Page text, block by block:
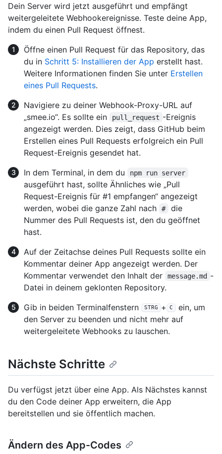
Dein Server wird jetzt ausgeführt und empfängt
weitergeleitete Webhookereignisse. Teste deine App,
indem du einen Pull Request öffnest.
Öffne einen Pull Request für das Repository, das
du in Schritt 5: Installieren der App erstellt hast.
Weitere Informationen finden Sie unter Erstellen
eines Pull Requests.
Navigiere zu deiner Webhook-Proxy-URL auf
„smee.io“. Es sollte ein
pull_request -Ereignis
angezeigt werden. Dies zeigt, dass GitHub beim
Erstellen eines Pull Requests erfolgreich ein Pull
Request-Ereignis gesendet hat.
In dem Terminal, in dem du
npm run server
ausgeführt hast, sollte Ähnliches wie „Pull
Request-Ereignis für #1 empfangen“ angezeigt
werden, wobei die ganze Zahl nach
#
die
Nummer des Pull Requests ist, den du geöffnet
hast.
Auf der Zeitachse deines Pull Requests sollte ein
Kommentar deiner App angezeigt werden. Der
Kommentar verwendet den Inhalt der
message.md -
Datei in deinem geklonten Repository.
Gib in beiden Terminalfenstern
STRG + C
ein, um
den Server zu beenden und nicht mehr auf
weitergeleitete Webhooks zu lauschen.
Nächste Schritte
Du verfügst jetzt über eine App. Als Nächstes kannst
du den Code deiner App erweitern, die App
bereitstellen und sie öffentlich machen.
Ändern des App-Codes